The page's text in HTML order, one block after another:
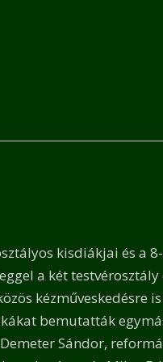
kisdiákjai és a
a két
kézműveskedésre
bemutatták
Sándor,